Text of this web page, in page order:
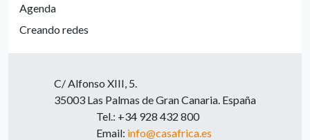
Agenda
Creando redes
C/ Alfonso XIII, 5.
35003 Las Palmas de Gran Canaria. España
Tel.: +34 928 432 800
Email: info@casafrica.es